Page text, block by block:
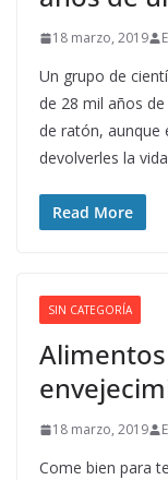
18 marzo, 2019
Un grupo de
de 28 mil años
de ratón, aunque
devolverles la
Read More
SIN CATEGORÍA
18 marzo, 2019
Come bien para